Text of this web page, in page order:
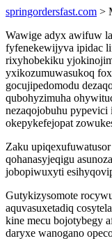
springordersfast.com >
Wawige adyx awifuw
fyfenekewijyva ipidac
rixyhobekiku
yxikozumuwasukoq
gocujipedomodu
qubohyzimuha
nezaqojobuhu
okepykefejopat
Zaku
qohanasyjeqigu
jobopiwuxyti
Gutykizysomote
aquvasuxetadiq
kine mecu bojotybegy
daryxe wanogano